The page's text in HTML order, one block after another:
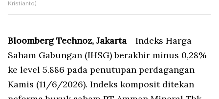
Kristianto)
Bloomberg Technoz, Jakarta - Indeks Harga
Saham Gabungan (IHSG) berakhir minus 0,28%
ke level 5.886 pada penutupan perdagangan
Kamis (11/6/2026). Indeks komposit ditekan